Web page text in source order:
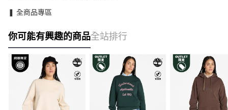
❚ 全商品專區
你可能有興趣的商品全站排行